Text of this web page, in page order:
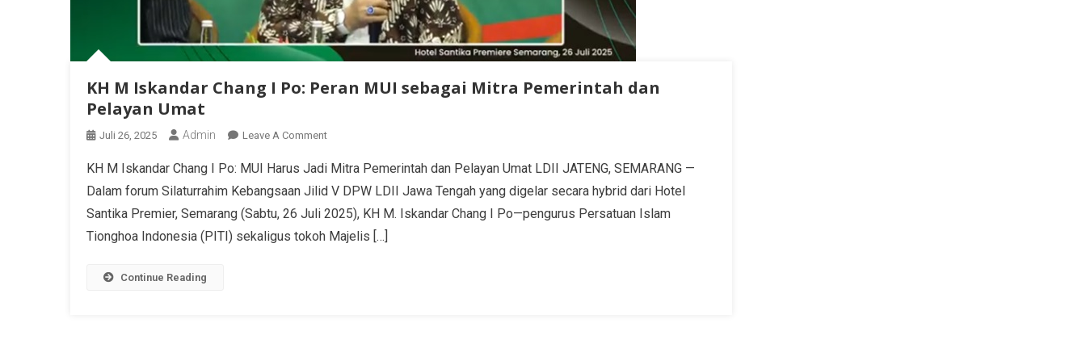
KH M Iskandar Chang I Po: Peran MUI sebagai Mitra Pemerintah dan
Pelayan Umat
Juli 26, 2025 Admin Leave A Comment
KH M Iskandar Chang I Po: MUI Harus Jadi Mitra Pemerintah dan Pelayan Umat LDII JATENG, SEMARANG —
Dalam forum Silaturrahim Kebangsaan Jilid V DPW LDII Jawa Tengah yang digelar secara hybrid dari Hotel
Santika Premier, Semarang (Sabtu, 26 Juli 2025), KH M. Iskandar Chang I Po—pengurus Persatuan Islam
Tionghoa Indonesia (PITI) sekaligus tokoh Majelis […]
Continue Reading